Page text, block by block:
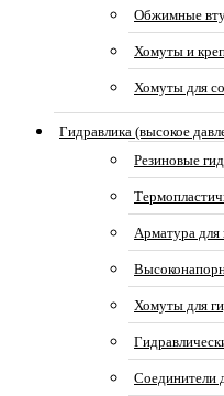
Обжимные
Хомуты и
Хомуты для
Гидравлика (высокое
Резиновые
Арматура
Хомуты для
Соединители